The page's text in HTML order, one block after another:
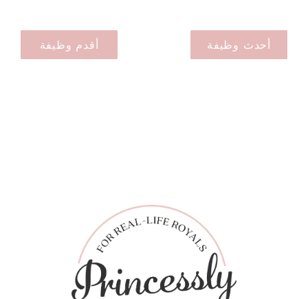
أقدم وظيفة أحدث وظيفة